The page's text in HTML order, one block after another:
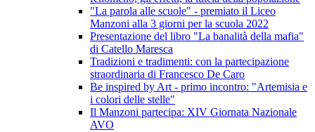
"La parola alle scuole" - premiato il Liceo
Manzoni alla 3 giorni per la scuola 2022
Presentazione del libro "La banalità della mafia"
di Catello Maresca
Tradizioni e tradimenti: con la partecipazione
straordinaria di Francesco De Caro
Be inspired by Art - primo incontro: "Artemisia e
i colori delle stelle"
Il Manzoni partecipa: XIV Giornata Nazionale
AVO